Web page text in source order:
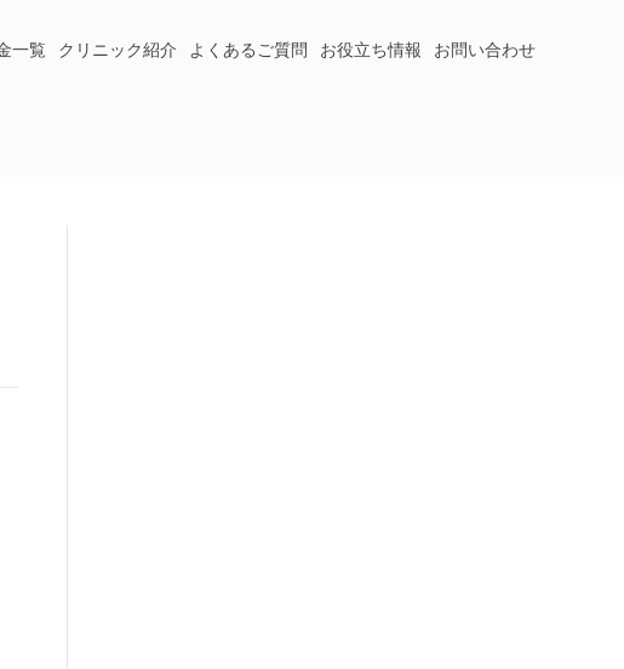
一覧 クリニック紹介 よくあるご質問 お役立ち情報 お問い合わせ